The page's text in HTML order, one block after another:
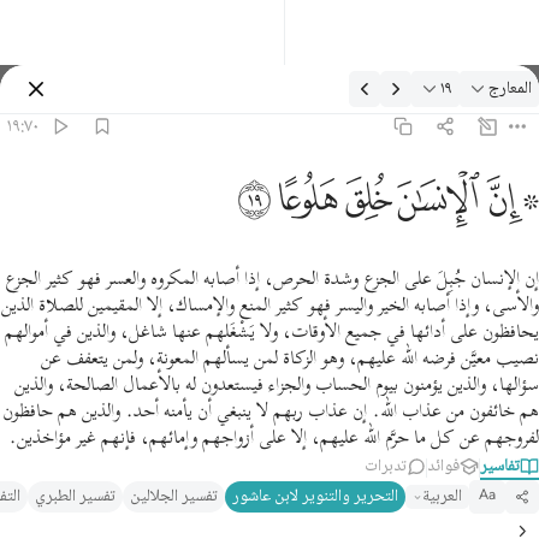
التفسير: المعارج ١٩:٧٠
المعارج ١٩
١٩:٧٠
۞ ان الانسان خلق هلوعا ١٩
۞ إِنَّ ٱلْإِنسَـٰنَ خُلِقَ هَلُوعًا ١٩
ﱪ ﱫﱬﱭﱮﱯ
إن الإنسان جُبِلَ على الجزع وشدة الحرص، إذا أصابه المكروه والعسر فهو كثير الجزع
والأسى، وإذا أصابه الخير واليسر فهو كثير المنع والإمساك، إلا المقيمين للصلاة الذين
يحافظون على أدائها في جميع الأوقات، ولا يَشْغَلهم عنها شاغل، والذين في أموالهم
نصيب معيَّن فرضه الله عليهم، وهو الزكاة لمن يسألهم المعونة، ولمن يتعفف عن
سؤالها، والذين يؤمنون بيوم الحساب والجزاء فيستعدون له بالأعمال الصالحة، والذين
هم خائفون من عذاب الله. إن عذاب ربهم لا ينبغي أن يأمنه أحد. والذين هم حافظون
لفروجهم عن كل ما حرَّم الله عليهم، إلا على أزواجهم وإمائهم، فإنهم غير مؤاخذين.
تفاسير فوائد تدبرات
Aa العربية التحرير والتنوير لابن عاشور تفسير الجلالين تفسير الطبري